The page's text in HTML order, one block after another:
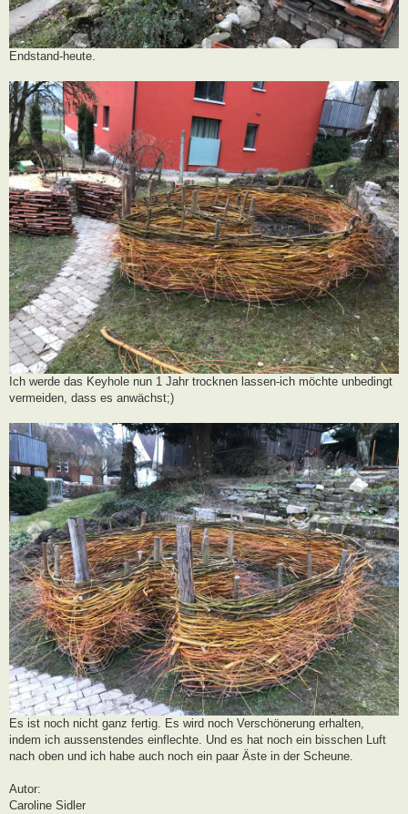
Endstand-heute.
Ich werde das Keyhole nun 1 Jahr trocknen lassen-ich möchte unbedingt
vermeiden, dass es anwächst;)
Es ist noch nicht ganz fertig. Es wird noch Verschönerung erhalten,
indem ich aussenstendes einflechte. Und es hat noch ein bisschen Luft
nach oben und ich habe auch noch ein paar Äste in der Scheune.
Autor:
Caroline Sidler